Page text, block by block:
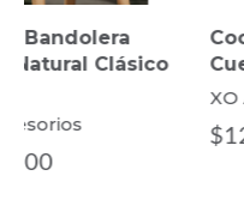
Cochamo Bandolera
Cuero Natural Marron
$129.900